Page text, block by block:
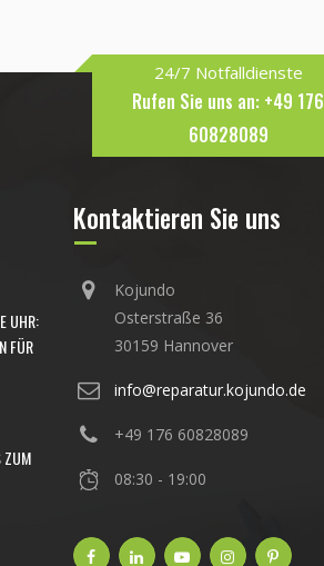
24/7 Notfalldienste
Rufen Sie uns an: +49 176
60828089
UHR:
FÜR
ZUM
Kontaktieren Sie uns
Kojundo
Osterstraße 36
30159 Hannover
info@reparatur.kojundo.de
+49 176 60828089
08:30 - 19:00